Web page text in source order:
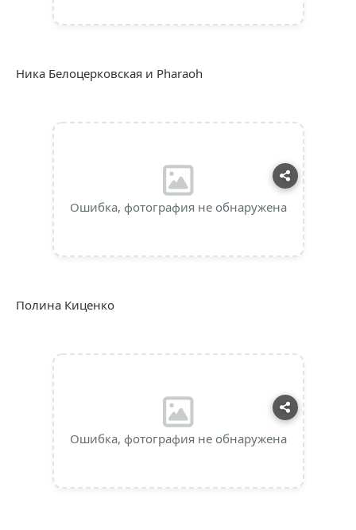
Ника Белоцерковская и Pharaoh
Ошибка, фотография не обнаружена
Полина Киценко
Ошибка, фотография не обнаружена